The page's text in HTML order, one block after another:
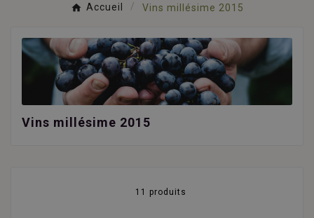
Accueil Vins millésime 2015
Vins millésime 2015
11 produits